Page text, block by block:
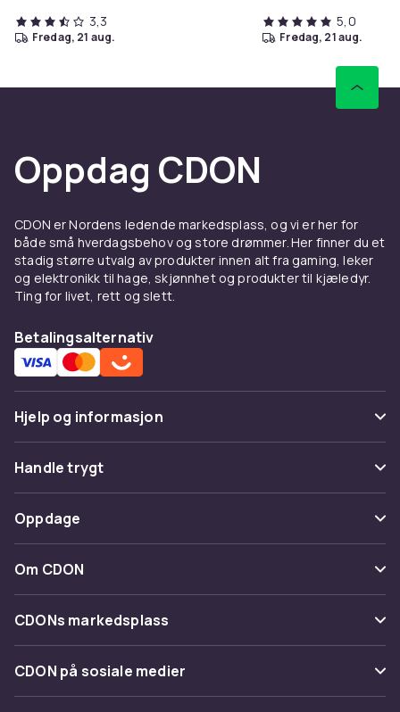
3,3
fredag, 21 aug.
5,0
fredag, 21 aug.
Oppdag CDON
CDON er Nordens ledende markedsplass, og vi er her for
både små hverdagsbehov og store drømmer. Her finner du et
stadig større utvalg av produkter innen alt fra gaming, leker
og elektronikk til hage, skjønnhet og produkter til kjæledyr.
Ting for livet, rett og slett.
Betalingsalternativ
Hjelp og informasjon
Vanlige spørsmål
Spor pakke
Angre & returner her
Kontakt oss
Handle trygt
Betaling
Levering
Tilbakekallinger
Oppdage
Kategorier
Varemerker
Om CDON
Om oss
Kundeanmeldelser
Jobbe på CDON
CDONs markedsplass
Merchant Help Center
CDON på sosiale medier